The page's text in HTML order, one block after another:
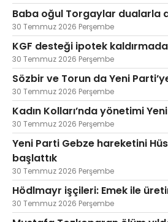
Baba oğul Torgaylar dualarla
30 Temmuz 2026 Perşembe
KGF desteği ipotek kaldırmada
30 Temmuz 2026 Perşembe
Sözbir ve Torun da Yeni
30 Temmuz 2026 Perşembe
Kadın Kolları’nda yönetimi
30 Temmuz 2026 Perşembe
Yeni Parti Gebze hareketini
başlattık
30 Temmuz 2026 Perşembe
Hödlmayr işçileri: Emek ile
30 Temmuz 2026 Perşembe